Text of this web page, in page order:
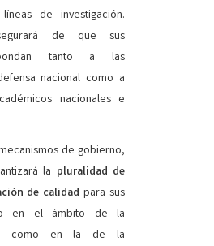
de investigación.
de que sus
tanto a las
nacional como a
nacionales e
de gobierno,
la pluralidad de
de calidad para sus
en el ámbito de la
como en la de la